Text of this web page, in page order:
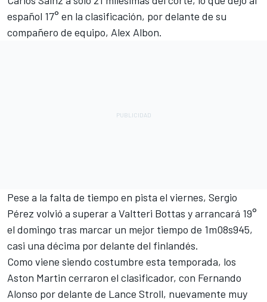
español 17° en la clasificación, por delante de su
compañero de equipo, Alex Albon.
Pese a la falta de tiempo en pista el viernes, Sergio
Pérez volvió a superar a Valtteri Bottas y arrancará 19°
el domingo tras marcar un mejor tiempo de 1m08s945,
casi una décima por delante del finlandés.
Como viene siendo costumbre esta temporada, los
Aston Martin cerraron el clasificador, con Fernando
Alonso por delante de Lance Stroll, nuevamente muy